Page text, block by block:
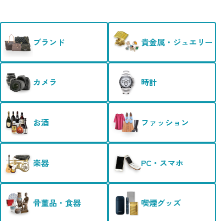
ブランド 貴金属・ジュエリー
カメラ 時計
お酒 ファッション
楽器 PC・スマホ
骨董品・食器 喫煙グッズ